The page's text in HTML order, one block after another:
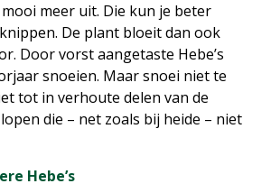
meer uit. Die kun je beter
De plant bloeit dan ook
Door vorst aangetaste Hebe’s
snoeien. Maar snoei niet te
tot in verhoute delen van de
die – net zoals bij heide – niet
Hebe’s